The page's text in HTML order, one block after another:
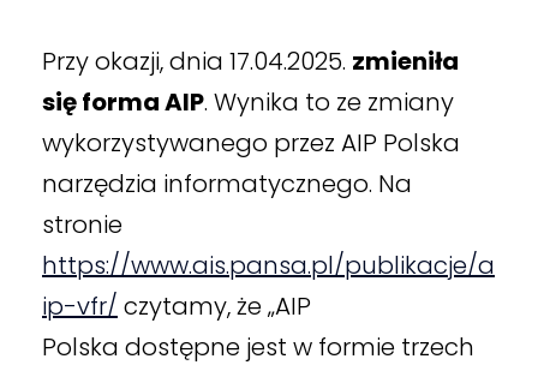
Przy okazji, dnia 17.04.2025. zmieniła
się forma AIP. Wynika to ze zmiany
wykorzystywanego przez AIP Polska
narzędzia informatycznego. Na
stronie
https://www.ais.pansa.pl/publikacje/a
ip-vfr/ czytamy, że „AIP
Polska dostępne jest w formie trzech